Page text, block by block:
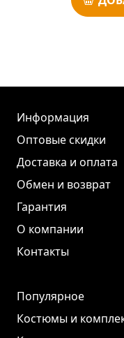
Информация
Оптовые скидки
Доставка и оплата
Обмен и возврат
Гарантия
О компании
Контакты
Популярное
Костюмы и